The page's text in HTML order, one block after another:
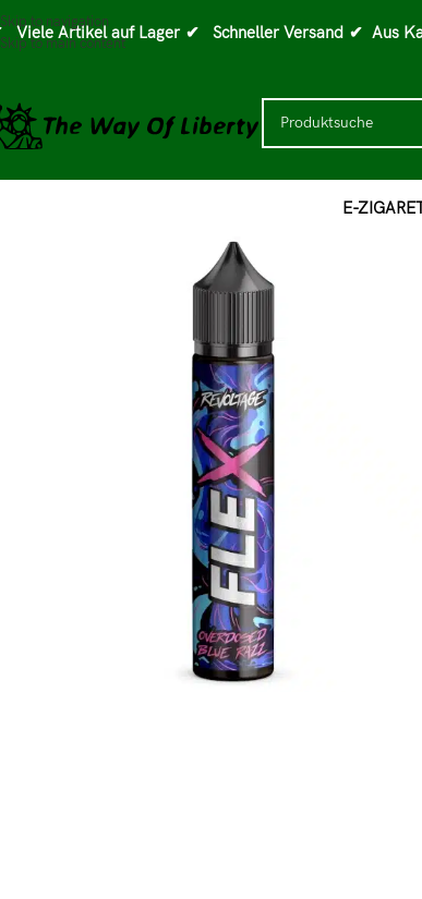
Skip to navigation
Skip to main content
Viele Artikel auf Lager ✔ Schneller Versand ✔ Aus
E-